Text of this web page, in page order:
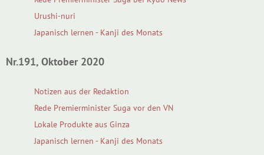
Urushi-nuri
Japanisch lernen - Kanji des Monats
Nr.191, Oktober 2020
Notizen aus der Redaktion
Rede Premierminister Suga vor den VN
Lokale Produkte aus Ginza
Japanisch lernen - Kanji des Monats